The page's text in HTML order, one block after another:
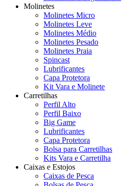
Molinetes
Molinetes Micro
Molinetes Leve
Molinetes Médio
Molinetes Pesado
Molinetes Praia
Spincast
Lubrificantes
Capa Protetora
Kit Vara e Molinete
Carretilhas
Perfil Alto
Perfil Baixo
Big Game
Lubrificantes
Capa Protetora
Bolsa para Carretilhas
Kits Vara e Carretilha
Caixas e Estojos
Caixas de Pesca